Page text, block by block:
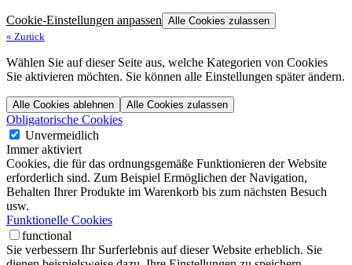
Cookie-Einstellungen anpassen
Alle Cookies zulassen
«Zurück
Wählen Sie auf dieser Seite aus, welche Kategorien von Cookies
Sie aktivieren möchten. Sie können alle Einstellungen später ändern.
Alle Cookies ablehnen Alle Cookies zulassen
Obligatorische Cookies
Unvermeidlich
Immer aktiviert
Cookies, die für das ordnungsgemäße Funktionieren der Website
erforderlich sind. Zum Beispiel Ermöglichen der Navigation,
Behalten Ihrer Produkte im Warenkorb bis zum nächsten Besuch
usw.
Funktionelle Cookies
functional
Sie verbessern Ihr Surferlebnis auf dieser Website erheblich. Sie